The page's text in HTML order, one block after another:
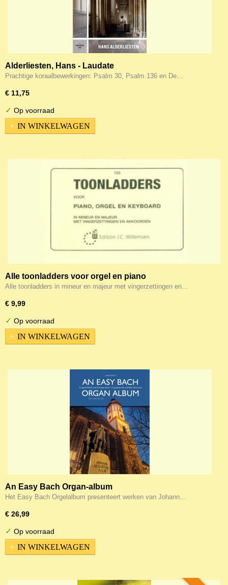
Alderliesten, Hans - Laudate
Prachtige koraalbewerkingen: Psalm 30, Psalm 136 en De…
€ 11,75
✓ Op voorraad
IN WINKELWAGEN
Alle toonladders voor orgel en piano
Alle toonladders in mineur en majeur met vingerzettingen en…
€ 9,99
✓ Op voorraad
IN WINKELWAGEN
An Easy Bach Organ-album
Het Easy Bach Orgelalbum presenteert werken van Johann…
€ 26,99
✓ Op voorraad
IN WINKELWAGEN